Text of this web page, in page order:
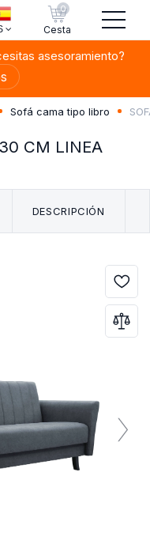
0
Cesta
asesoramiento?
Sofá cama tipo libro
CM LINEA
DESCRIPCIÓN